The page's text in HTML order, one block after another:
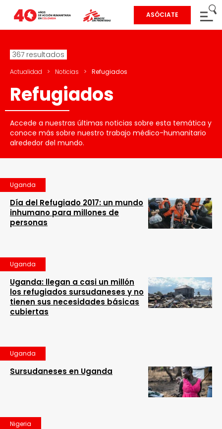
ASÓCIATE
367 resultados
Actualidad > Noticias > Refugiados
Refugiados
Accede a nuestras últimas noticias sobre esta temática y
conoce más sobre nuestro trabajo médico-humanitario
alrededor del mundo.
Uganda
Día del Refugiado 2017: un mundo
inhumano para millones de
personas
Uganda
Uganda: llegan a casi un millón
los refugiados sursudaneses y no
tienen sus necesidades básicas
cubiertas
Uganda
Sursudaneses en Uganda
Nigeria